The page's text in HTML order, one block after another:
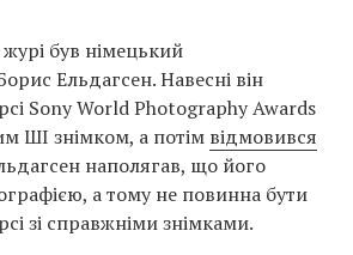
був німецький
Ельдагсен. Навесні він
Sony World Photography Awards
ШІ знімком, а потім відмовився
наполягав, що його
а тому не повинна бути
зі справжніми знімками.